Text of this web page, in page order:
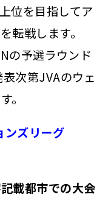
位を目指してア
転戦します。
の予選ラウンド
次第JVAのウェ
。
ズリーグ
載都市での大会